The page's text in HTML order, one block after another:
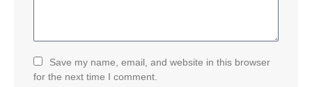
Save my name, email, and website in this browser
for the next time I comment.